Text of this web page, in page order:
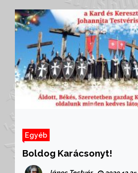
Egyéb
Boldog Karácsonyt!